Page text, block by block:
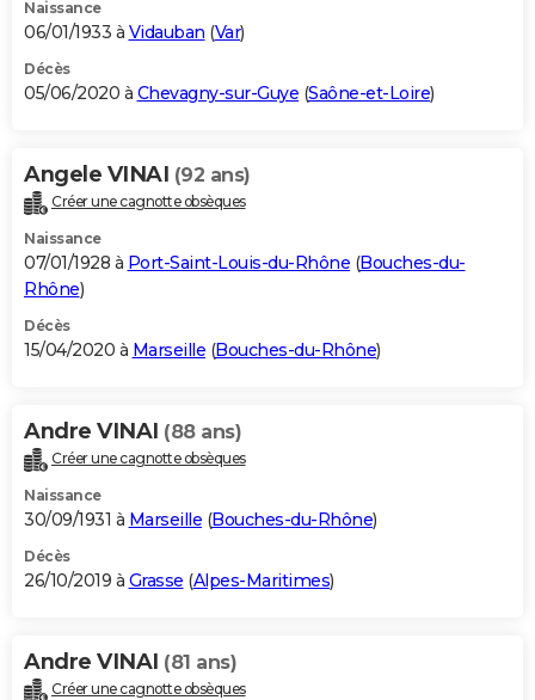
Naissance
06/01/1933 à Vidauban (Var)
Décès
05/06/2020 à Chevagny-sur-Guye (Saône-et-Loire)
Angele VINAI (92 ans)
Créer une cagnotte obsèques
Naissance
07/01/1928 à Port-Saint-Louis-du-Rhône (Bouches-du-
Rhône)
Décès
15/04/2020 à Marseille (Bouches-du-Rhône)
Andre VINAI (88 ans)
Créer une cagnotte obsèques
Naissance
30/09/1931 à Marseille (Bouches-du-Rhône)
Décès
26/10/2019 à Grasse (Alpes-Maritimes)
Andre VINAI (81 ans)
Créer une cagnotte obsèques